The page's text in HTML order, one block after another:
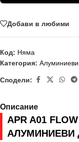
Добави в любими
Код: Няма
Категория:
Сподели:
Описание
APR A01
АЛУМИНИЕВИ